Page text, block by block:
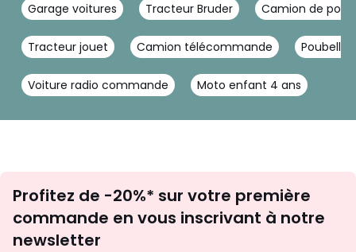
Garage voitures Tracteur Bruder Camion de
Tracteur jouet Camion télécommande
Voiture radio commande Moto enfant 4 ans
newsletter
Profitez de -20%* sur votre première
commande en vous inscrivant à notre
newsletter